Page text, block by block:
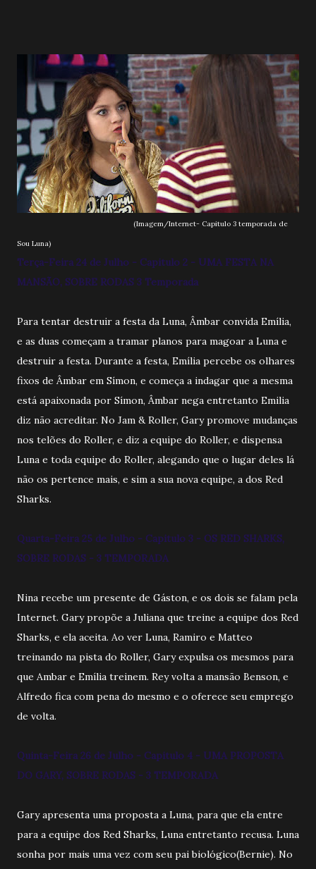
(Imagem/Internet- Capitulo 3 temporada de
Sou Luna)
Terça-Feira 24 de Julho - Capitulo 2 - UMA FESTA NA
MANSÃO, SOBRE RODAS 3 Temporada
Para tentar destruir a festa da Luna, Âmbar convida Emília,
e as duas começam a tramar planos para magoar a Luna e
destruir a festa. Durante a festa, Emília percebe os olhares
fixos de Âmbar em Símon, e começa a indagar que a mesma
está apaixonada por Símon, Âmbar nega entretanto Emilia
diz não acreditar. No Jam & Roller, Gary promove mudanças
nos telões do Roller, e diz a equipe do Roller, e dispensa
Luna e toda equipe do Roller, alegando que o lugar deles lá
não os pertence mais, e sim a sua nova equipe, a dos Red
Sharks.
Quarta-Feira 25 de Julho - Capitulo 3 - OS RED SHARKS,
SOBRE RODAS - 3 TEMPORADA
Nina recebe um presente de Gáston, e os dois se falam pela
Internet. Gary propõe a Juliana que treine a equipe dos Red
Sharks, e ela aceita. Ao ver Luna, Ramiro e Matteo
treinando na pista do Roller, Gary expulsa os mesmos para
que Ambar e Emília treinem. Rey volta a mansão Benson, e
Alfredo fica com pena do mesmo e o oferece seu emprego
de volta.
Quinta-Feira 26 de Julho - Capitulo 4 - UMA PROPOSTA
DO GARY, SOBRE RODAS - 3 TEMPORADA
Gary apresenta uma proposta a Luna, para que ela entre
para a equipe dos Red Sharks, Luna entretanto recusa. Luna
sonha por mais uma vez com seu pai biológico(Bernie). No